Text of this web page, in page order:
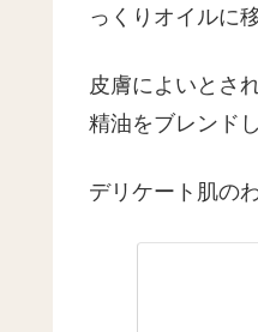
っくりオイルに
皮膚によいとさ
精油をブレンド
デリケート肌の